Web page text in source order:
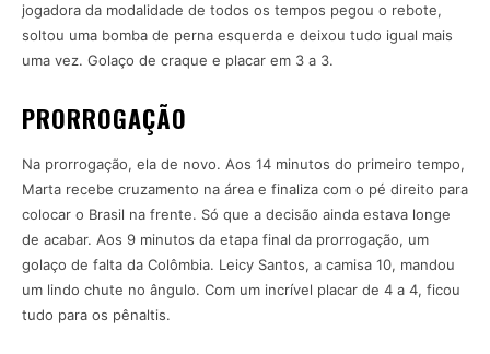
jogadora da modalidade de todos os tempos pegou o rebote,
soltou uma bomba de perna esquerda e deixou tudo igual mais
uma vez. Golaço de craque e placar em 3 a 3.
PRORROGAÇÃO
Na prorrogação, ela de novo. Aos 14 minutos do primeiro tempo,
Marta recebe cruzamento na área e finaliza com o pé direito para
colocar o Brasil na frente. Só que a decisão ainda estava longe
de acabar. Aos 9 minutos da etapa final da prorrogação, um
golaço de falta da Colômbia. Leicy Santos, a camisa 10, mandou
um lindo chute no ângulo. Com um incrível placar de 4 a 4, ficou
tudo para os pênaltis.